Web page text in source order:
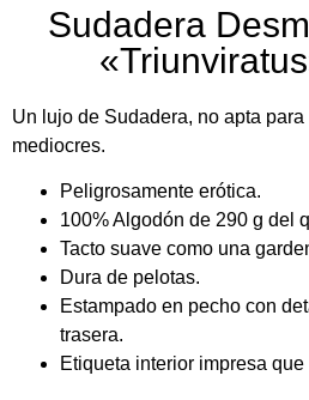
Sudadera
Un lujo de Sudadera, no apta
mediocres.
Peligrosamente erótica.
100% Algodón de 290 g del
Tacto suave como una
Dura de pelotas.
Estampado en pecho con
trasera.
Etiqueta interior impresa